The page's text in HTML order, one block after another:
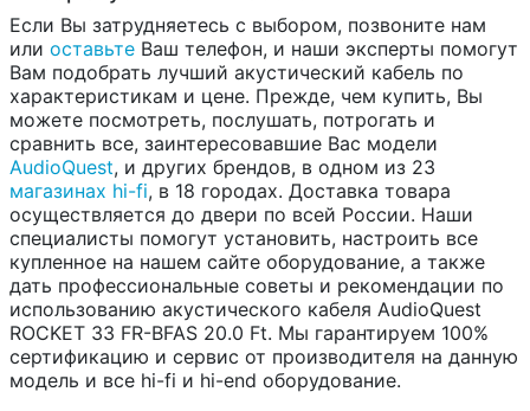
Если Вы затрудняетесь с выбором, позвоните нам
или оставьте Ваш телефон, и наши эксперты помогут
Вам подобрать лучший акустический кабель по
характеристикам и цене. Прежде, чем купить, Вы
можете посмотреть, послушать, потрогать и
сравнить все, заинтересовавшие Вас модели
AudioQuest, и других брендов, в одном из 23
магазинах hi-fi, в 18 городах. Доставка товара
осуществляется до двери по всей России. Наши
специалисты помогут установить, настроить все
купленное на нашем сайте оборудование, а также
дать профессиональные советы и рекомендации по
использованию акустического кабеля AudioQuest
ROCKET 33 FR-BFAS 20.0 Ft. Мы гарантируем 100%
сертификацию и сервис от производителя на данную
модель и все hi-fi и hi-end оборудование.